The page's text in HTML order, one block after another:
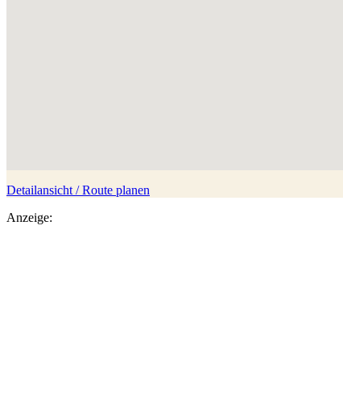
Detailansicht / Route planen
Anzeige: